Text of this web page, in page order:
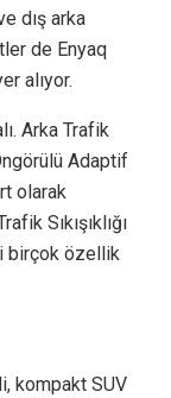
dış arka
de Enyaq
alıyor.
Arka Trafik
Adaptif
olarak
Sıkışıklığı
birçok özellik
kompakt SUV